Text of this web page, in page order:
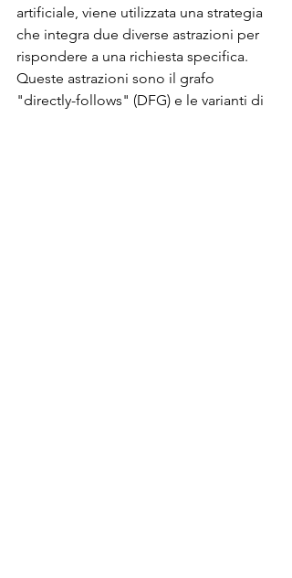
artificiale, viene utilizzata una strategia
che integra due diverse astrazioni per
rispondere a una richiesta specifica.
Queste astrazioni sono il grafo
"directly-follows" (DFG) e le varianti di